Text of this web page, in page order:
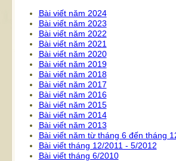
Bài viết năm 2024
Bài viết năm 2023
Bài viết năm 2022
Bài viết năm 2021
Bài viết năm 2020
Bài viết năm 2019
Bài viết năm 2018
Bài viết năm 2017
Bài viết năm 2016
Bài viết năm 2015
Bài viết năm 2014
Bài viết năm 2013
Bài viết năm từ tháng 6 đến tháng
Bài viết tháng 12/2011 - 5/2012
Bài viết tháng 6/2010